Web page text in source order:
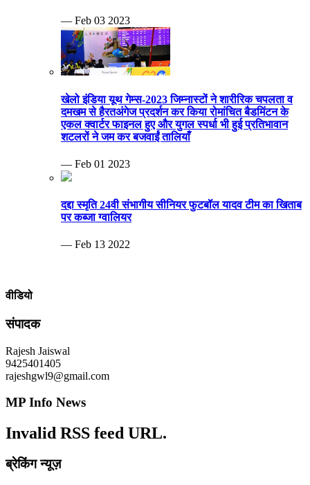
— Feb 03 2023
खेलो इंडिया यूथ गेम्स-2023 जिम्नास्टों ने शारीरिक चपलता व
दमखम से हैरतअंगेज प्रदर्शन कर किया रोमांचित बैडमिंटन के
एकल क्वार्टर फाइनल हुए और युगल स्पर्धा भी हुई प्रतिभावान
शटलरों ने जम कर बजवाईं तालियाँ
— Feb 01 2023
दद्दा स्मृति 24वी संभागीय सीनियर फुटबॉल यादव टीम का खिताब
पर कब्जा ग्वालियर
— Feb 13 2022
वीडियो
संपादक
Rajesh Jaiswal
9425401405
rajeshgwl9@gmail.com
MP Info News
Invalid RSS feed URL.
ब्रेकिंग न्यूज़